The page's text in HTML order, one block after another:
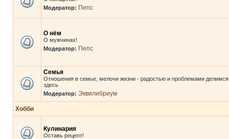
Модератор: Пепс
О нём
О мужчинах!
Модератор: Пепс
Семья
Отношения в семье, мелочи жизни - радостью и проблемами делимся
здесь
Модератор: Эквилибриум
Хобби
Кулинария
Оставь рецепт!